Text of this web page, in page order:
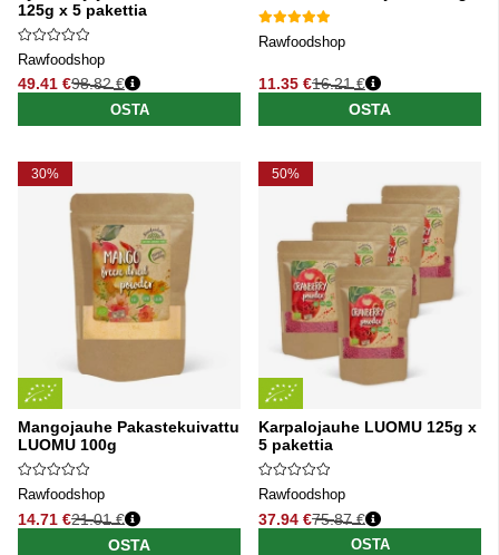
125g x 5 pakettia
Rawfoodshop
49.41 €
Normaali hinta
98.82 €
OSTA
Rawfoodshop
11.35 €
Normaali hinta
16.21 €
OSTA
30%
Mangojauhe Pakastekuivattu
LUOMU 100g
Rawfoodshop
14.71 €
Normaali hinta
21.01 €
OSTA
50%
Karpalojauhe LUOMU 125g x
5 pakettia
Rawfoodshop
37.94 €
Normaali hinta
75.87 €
OSTA